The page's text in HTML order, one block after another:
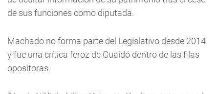
de sus funciones como diputada.
Machado no forma parte del Legislativo desde 2014
y fue una crítica feroz de Guaidó dentro de las filas
opositoras.